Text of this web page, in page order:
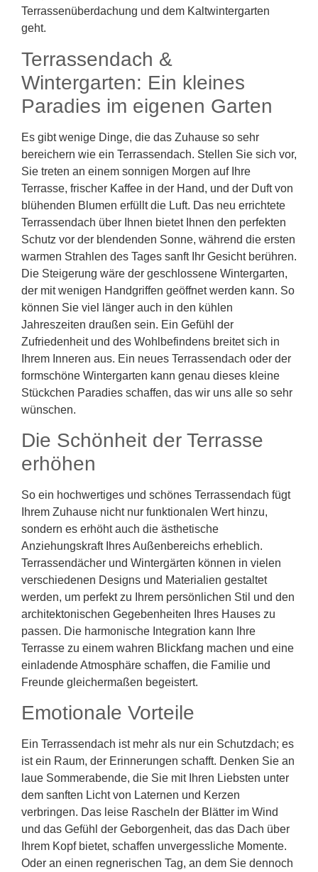
Terrassenüberdachung und dem Kaltwintergarten
geht.
Terrassendach &
Wintergarten: Ein kleines
Paradies im eigenen Garten
Es gibt wenige Dinge, die das Zuhause so sehr
bereichern wie ein Terrassendach. Stellen Sie sich vor,
Sie treten an einem sonnigen Morgen auf Ihre
Terrasse, frischer Kaffee in der Hand, und der Duft von
blühenden Blumen erfüllt die Luft. Das neu errichtete
Terrassendach über Ihnen bietet Ihnen den perfekten
Schutz vor der blendenden Sonne, während die ersten
warmen Strahlen des Tages sanft Ihr Gesicht berühren.
Die Steigerung wäre der geschlossene Wintergarten,
der mit wenigen Handgriffen geöffnet werden kann. So
können Sie viel länger auch in den kühlen
Jahreszeiten draußen sein. Ein Gefühl der
Zufriedenheit und des Wohlbefindens breitet sich in
Ihrem Inneren aus. Ein neues Terrassendach oder der
formschöne Wintergarten kann genau dieses kleine
Stückchen Paradies schaffen, das wir uns alle so sehr
wünschen.
Die Schönheit der Terrasse
erhöhen
So ein hochwertiges und schönes Terrassendach fügt
Ihrem Zuhause nicht nur funktionalen Wert hinzu,
sondern es erhöht auch die ästhetische
Anziehungskraft Ihres Außenbereichs erheblich.
Terrassendächer und Wintergärten können in vielen
verschiedenen Designs und Materialien gestaltet
werden, um perfekt zu Ihrem persönlichen Stil und den
architektonischen Gegebenheiten Ihres Hauses zu
passen. Die harmonische Integration kann Ihre
Terrasse zu einem wahren Blickfang machen und eine
einladende Atmosphäre schaffen, die Familie und
Freunde gleichermaßen begeistert.
Emotionale Vorteile
Ein Terrassendach ist mehr als nur ein Schutzdach; es
ist ein Raum, der Erinnerungen schafft. Denken Sie an
laue Sommerabende, die Sie mit Ihren Liebsten unter
dem sanften Licht von Laternen und Kerzen
verbringen. Das leise Rascheln der Blätter im Wind
und das Gefühl der Geborgenheit, das das Dach über
Ihrem Kopf bietet, schaffen unvergessliche Momente.
Oder an einen regnerischen Tag, an dem Sie dennoch